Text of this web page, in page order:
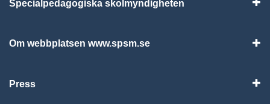
Specialpedagogiska skolmyndigheten
Om webbplatsen www.spsm.se
Press